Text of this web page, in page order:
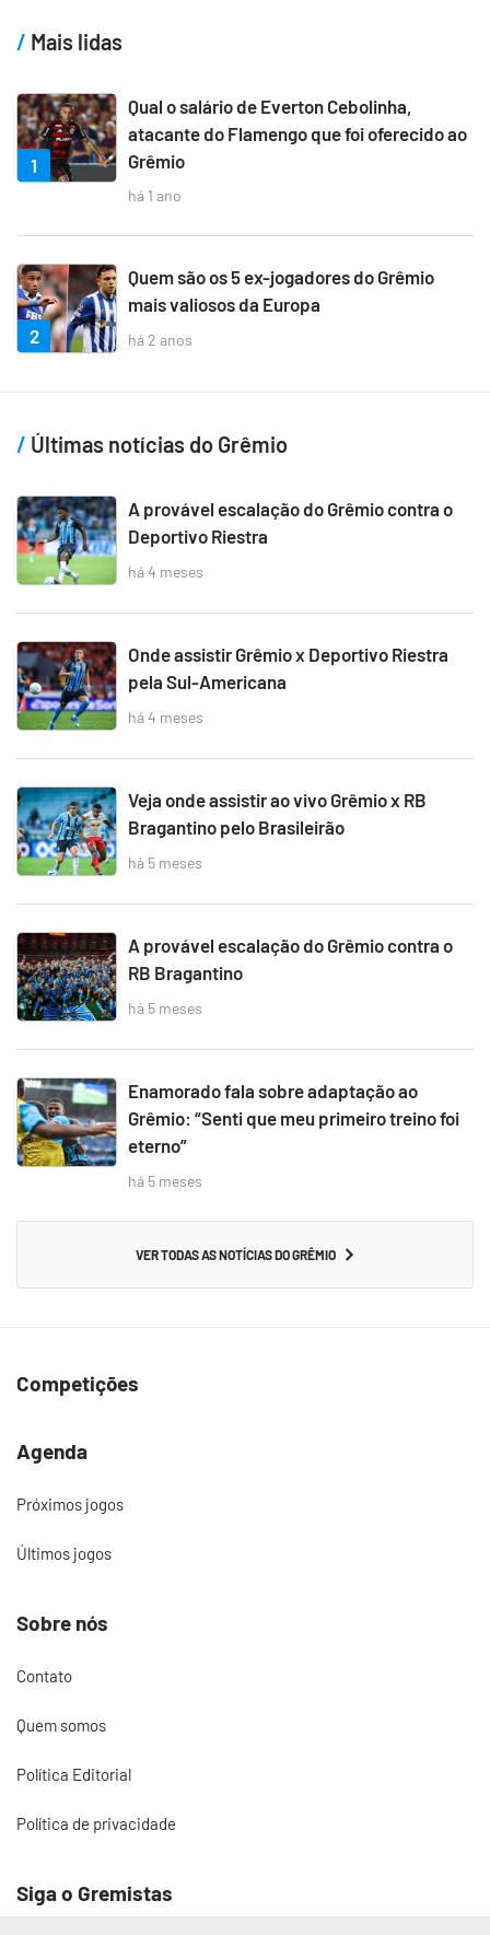
Mais lidas
1
Qual o salário de Everton Cebolinha,
atacante do Flamengo que foi oferecido ao
Grêmio
há 1 ano
2
Quem são os 5 ex-jogadores do Grêmio
mais valiosos da Europa
há 2 anos
Últimas notícias do Grêmio
A provável escalação do Grêmio contra o
Deportivo Riestra
há 4 meses
Onde assistir Grêmio x Deportivo Riestra
pela Sul-Americana
há 4 meses
Veja onde assistir ao vivo Grêmio x RB
Bragantino pelo Brasileirão
há 5 meses
A provável escalação do Grêmio contra o
RB Bragantino
há 5 meses
Enamorado fala sobre adaptação ao
Grêmio: “Senti que meu primeiro treino foi
eterno”
há 5 meses
VER TODAS AS NOTÍCIAS DO GRÊMIO
Competições
Agenda
Próximos jogos
Últimos jogos
Sobre nós
Contato
Quem somos
Política Editorial
Política de privacidade
Siga o Gremistas